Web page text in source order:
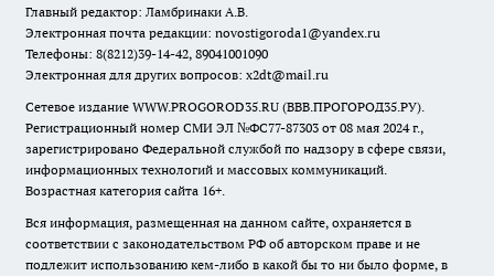
Главный редактор: Ламбринаки А.В.
Электронная почта редакции: novostigoroda1@yandex.ru
Телефоны: 8(8212)39-14-42, 89041001090
Электронная для других вопросов: x2dt@mail.ru
Сетевое издание WWW.PROGOROD35.RU (ВВВ.ПРОГОРОД35.РУ).
Регистрационный номер СМИ ЭЛ №ФС77-87303 от 08 мая 2024 г.,
зарегистрировано Федеральной службой по надзору в сфере связи,
информационных технологий и массовых коммуникаций.
Возрастная категория сайта 16+.
Вся информация, размещенная на данном сайте, охраняется в
соответствии с законодательством РФ об авторском праве и не
подлежит использованию кем-либо в какой бы то ни было форме, в